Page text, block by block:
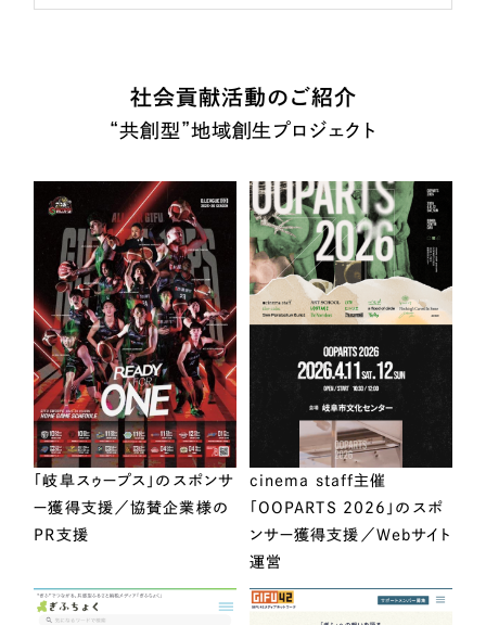
社会貢献活動のご紹介
“共創型”地域創生プロジェクト
「岐阜スゥープス」のスポンサ
ー獲得支援／協賛企業様の
PR支援
cinema staff主催
「OOPARTS 2026」のスポ
ンサー獲得支援／Webサイト
運営